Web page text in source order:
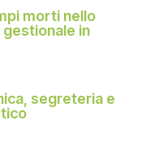
morti nello
in
segreteria e